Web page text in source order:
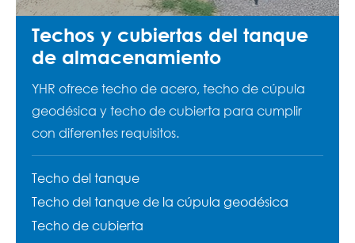
Techos y cubiertas del tanque
de almacenamiento
YHR ofrece techo de acero, techo de cúpula
geodésica y techo de cubierta para cumplir
con diferentes requisitos.
Techo del tanque
Techo del tanque de la cúpula geodésica
Techo de cubierta